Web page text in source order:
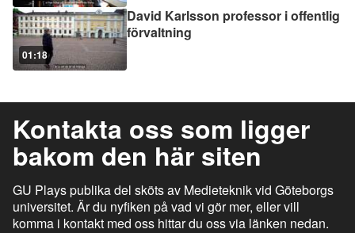
01:18
David Karlsson professor i offentlig
förvaltning
Kontakta oss som ligger
bakom den här siten
GU Plays publika del sköts av Medieteknik vid Göteborgs
universitet. Är du nyfiken på vad vi gör mer, eller vill
komma i kontakt med oss hittar du oss via länken nedan.